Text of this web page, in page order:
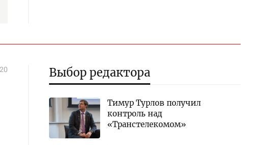
Выбор редактора
Тимур Турлов получил
контроль над
«Транстелекомом»